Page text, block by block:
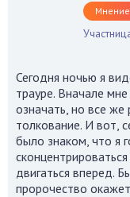
Мнение
Сегодня ночью я
трауре. Вначале
означать, но все
толкование. И вот,
было знаком, что я
двигаться вперед.
пророчество